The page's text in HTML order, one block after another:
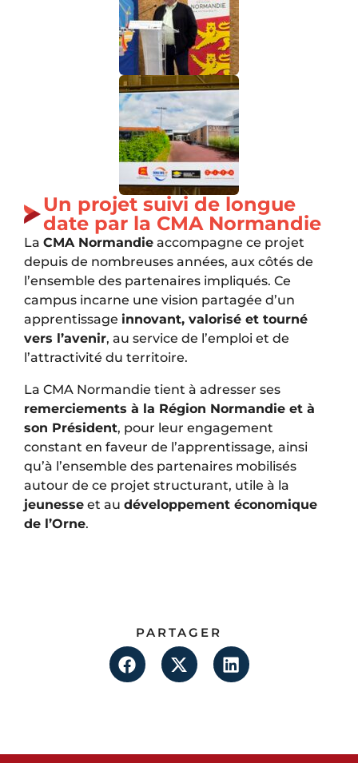
Un projet suivi de longue
date par la CMA Normandie
La CMA Normandie accompagne ce projet
depuis de nombreuses années, aux côtés de
l’ensemble des partenaires impliqués. Ce
campus incarne une vision partagée d’un
apprentissage innovant, valorisé et tourné
vers l’avenir, au service de l’emploi et de
l’attractivité du territoire.
La CMA Normandie tient à adresser ses
remerciements à la Région Normandie et à
son Président, pour leur engagement
constant en faveur de l’apprentissage, ainsi
qu’à l’ensemble des partenaires mobilisés
autour de ce projet structurant, utile à la
jeunesse et au développement économique
de l’Orne.
PARTAGER